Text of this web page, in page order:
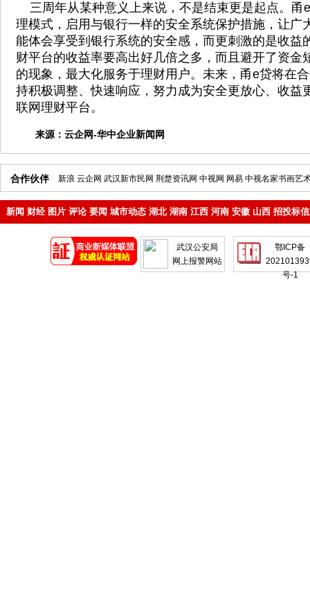
三周年从某种意义上来说，不是结束更是起点。甬
理模式，启用与银行一样的安全系统保护措施，让广
能体会享受到银行系统的安全感，而更刺激的是收益
财平台的收益率要高出好几倍之多，而且避开了资金
的现象，最大化服务于理财用户。未来，甬e贷将在
持积极调整、快速响应，努力成为安全更放心、收益
联网理财平台。
来源： 云企网-华中企业新闻网
合作伙伴 新浪 云企网 武汉新市民网 荆楚资讯网 中视网 网易 中视名家书画艺
新闻 财经 图片 评论 要闻 城市动态 湖北 湖南 江西 河南 安徽 山西 招投标
武汉公安局
网上报警网站
鄂ICP备
号-1